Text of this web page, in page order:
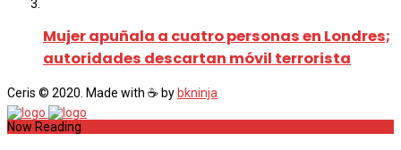
Mujer apuñala a cuatro personas en Londres;
autoridades descartan móvil terrorista
Ceris © 2020. Made with ☕ by bkninja
Now Reading